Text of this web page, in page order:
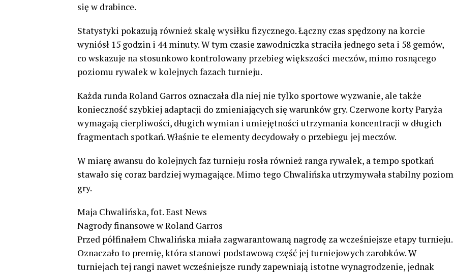
się w drabince.
Statystyki pokazują również skalę wysiłku fizycznego. Łączny czas spędzony na korcie
wyniósł 15 godzin i 44 minuty. W tym czasie zawodniczka straciła jednego seta i 58 gemów,
co wskazuje na stosunkowo kontrolowany przebieg większości meczów, mimo rosnącego
poziomu rywalek w kolejnych fazach turnieju.
Każda runda Roland Garros oznaczała dla niej nie tylko sportowe wyzwanie, ale także
konieczność szybkiej adaptacji do zmieniających się warunków gry. Czerwone korty Paryża
wymagają cierpliwości, długich wymian i umiejętności utrzymania koncentracji w długich
fragmentach spotkań. Właśnie te elementy decydowały o przebiegu jej meczów.
W miarę awansu do kolejnych faz turnieju rosła również ranga rywalek, a tempo spotkań
stawało się coraz bardziej wymagające. Mimo tego Chwalińska utrzymywała stabilny poziom
gry.
Maja Chwalińska, fot. East News
Nagrody finansowe w Roland Garros
Przed półfinałem Chwalińska miała zagwarantowaną nagrodę za wcześniejsze etapy turnieju.
Oznaczało to premię, która stanowi podstawową część jej turniejowych zarobków. W
turniejach tej rangi nawet wcześniejsze rundy zapewniają istotne wynagrodzenie, jednak